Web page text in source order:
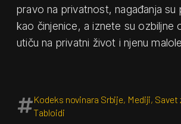
pravo na privatnost, nagađanja su
kao činjenice, a iznete su ozbiljne
utiču na privatni život i njenu
Kodeks novinara Srbije, Mediji, Savet
Tabloidi